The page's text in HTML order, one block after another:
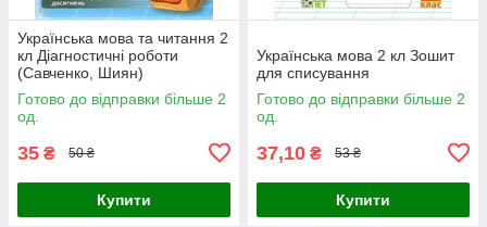
Українська мова та читання 2
кл Діагностичні роботи
(Савченко, Шиян)
Готово до відправки більше 2
од.
35 ₴ 50 ₴
Купити
Українська мова 2 кл Зошит
для списування
Готово до відправки більше 2
од.
37,10 ₴ 53 ₴
Купити